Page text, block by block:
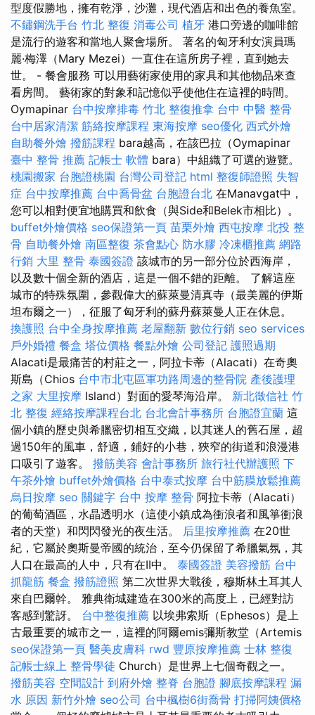
型度假勝地，擁有乾淨，沙灘，現代酒店和出色的養魚室。
不鏽鋼洗手台 竹北 整復 消毒公司 植牙 港口旁邊的咖啡館
是流行的遊客和當地人聚會場所。 著名的匈牙利女演員瑪
麗·梅澤（Mary Mezei）一直住在這所房子裡，直到她去
世。 - 餐會服務 可以用藝術家使用的家具和其他物品來查
看房間。 藝術家的對象和記憶似乎使他住在這裡的時間。
Oymapinar 台中按摩排毒 竹北 整復推拿 台中 中醫 整骨
台中居家清潔 筋絡按摩課程 東海按摩 seo優化 西式外燴
自助餐外燴 撥筋課程 bara越高，在該巴拉（Oymapinar
臺中 整骨 推薦 記帳士 軟體 bara）中組織了可選的遊覽。
桃園搬家 台胞證桃園 台灣公司登記 html 整復師證照 失智
症 台中按摩推薦 台中喬骨盆 台胞證台北 在Manavgat中，
您可以相對便宜地購買和飲食（與Side和Belek市相比）。
buffet外燴價格 seo保證第一頁 苗栗外燴 西屯按摩 北投 整
骨 自助餐外燴 南區整復 茶會點心 防水膠 冷凍櫃推薦 網路
行銷 大里 整骨 泰國簽證 該城市的另一部分位於西海岸，
以及數十個全新的酒店，這是一個不錯的距離。 了解這座
城市的特殊氛圍，參觀偉大的蘇萊曼清真寺（最美麗的伊斯
坦布爾之一），征服了匈牙利的蘇丹蘇萊曼人正在休息。
換護照 台中全身按摩推薦 老屋翻新 數位行銷 seo services
戶外婚禮 餐盒 塔位價格 餐點外燴 公司登記 護照過期
Alacati是最痛苦的村莊之一，阿拉卡蒂（Alacati）在奇奧
斯島（Chios 台中市北屯區軍功路周邊的整骨院 產後護理
之家 大里按摩 Island）對面的愛琴海沿岸。 新北徵信社 竹
北 整復 經絡按摩課程台北 台北會計事務所 台胞證宜蘭 這
個小鎮的歷史與希臘密切相互交織，以其迷人的舊石屋，超
過150年的風車，舒適，鋪好的小巷，狹窄的街道和浪漫港
口吸引了遊客。 撥筋美容 會計事務所 旅行社代辦護照 下
午茶外燴 buffet外燴價格 台中泰式按摩 台中筋膜放鬆推薦
烏日按摩 seo 關鍵字 台中 按摩 整骨 阿拉卡蒂（Alacati）
的葡萄酒區，水晶透明水（這使小鎮成為衝浪者和風箏衝浪
者的天堂）和閃閃發光的夜生活。 后里按摩推薦 在20世
紀，它屬於奧斯曼帝國的統治，至今仍保留了希臘氣氛，其
人口在最高的人中，只有在II中。 泰國簽證 美容撥筋 台中
抓龍筋 餐盒 撥筋證照 第二次世界大戰後，穆斯林土耳其人
來自巴爾幹。 雅典衛城建造在300米的高度上，已經對訪
客感到驚訝。 台中整復推薦 以埃弗索斯（Ephesos）是上
古最重要的城市之一，這裡的阿爾emis彌斯教堂（Artemis
seo保證第一頁 醫美皮膚科 rwd 豐原按摩推薦 士林 整復
記帳士線上 整骨學徒 Church）是世界上七個奇觀之一。
撥筋美容 空間設計 到府外燴 整脊 台胞證 腳底按摩課程 漏
水 原因 新竹外燴 seo公司 台中楓樹6街喬骨 打掃阿姨價格